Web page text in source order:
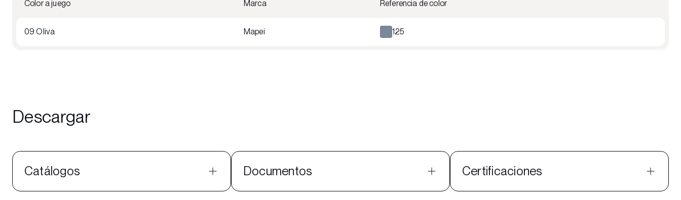
Color a juego Marca Referencia de color
09 Oliva Mapei 125
Descargar
Catálogos Documentos Certificaciones